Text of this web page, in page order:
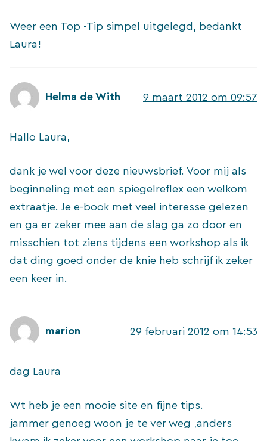
Weer een Top -Tip simpel uitgelegd, bedankt
Laura!
Helma de With 9 maart 2012 om 09:57
Hallo Laura,
dank je wel voor deze nieuwsbrief. Voor mij als
beginneling met een spiegelreflex een welkom
extraatje. Je e-book met veel interesse gelezen
en ga er zeker mee aan de slag ga zo door en
misschien tot ziens tijdens een workshop als ik
dat ding goed onder de knie heb schrijf ik zeker
een keer in.
marion 29 februari 2012 om 14:53
dag Laura
Wt heb je een mooie site en fijne tips.
jammer genoeg woon je te ver weg ,anders